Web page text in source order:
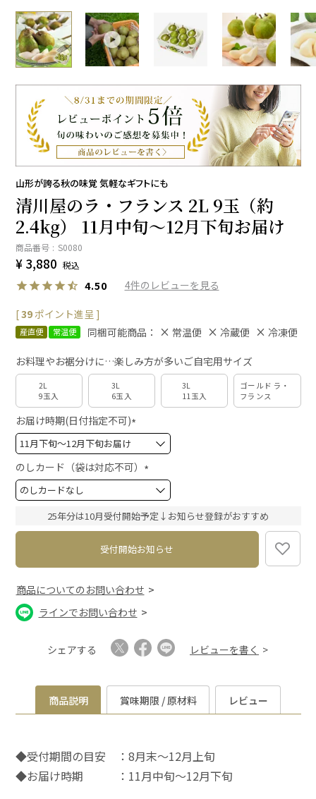
山形が誇る秋の味覚 気軽なギフトにも
清川屋のラ・フランス 2L 9玉（約
2.4kg） 11月中旬～12月下旬お届け
商品番号 S0080
¥ 3,880 税込
4.50 4
[39ポイント進呈 ]
産直便 常温便 同梱可能商品： 常温便 冷蔵便 冷凍便
お料理やお裾分けに…楽しみ方が多いご自宅用サイズ
2L
9玉入
3L
6玉入
3L
11玉入
ゴールド ラ・
フランス
お届け時期(日付指定不可)
(
必
須
)
のしカード（袋は対応不可）
(
必
須
)
25年分は10月受付開始予定↓お知らせ登録がおすすめ
受付開始お知らせ
商品についてのお問い合わせ
ラインでお問い合わせ
シェアする レビューを書く
商品説明 賞味期限 / 原材料 レビュー
◆受付期間の目安 ：8月末～12月上旬
◆お届け時期 ：11月中旬～12月下旬